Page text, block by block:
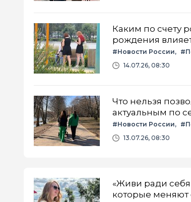
Каким по счету
рождения
#Новости России
14.07.26, 08:30
Что нельзя
актуальным по
#Новости России
13.07.26, 08:30
«Живи ради
которые